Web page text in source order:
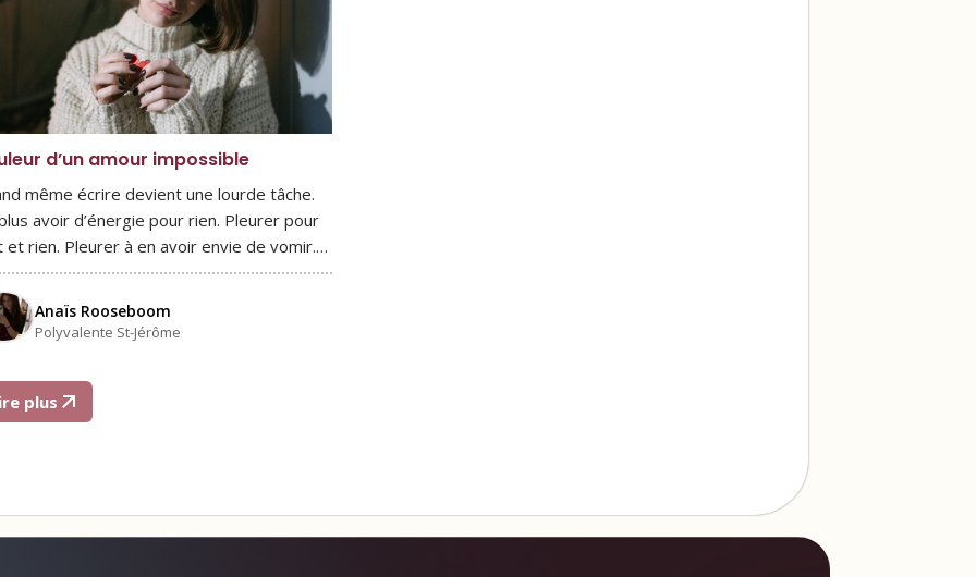
d’un amour impossible
même écrire devient une lourde tâche.
avoir d’énergie pour rien. Pleurer pour
et rien. Pleurer à en avoir envie de vomir.…
Anaïs Rooseboom
Polyvalente St-Jérôme
plus